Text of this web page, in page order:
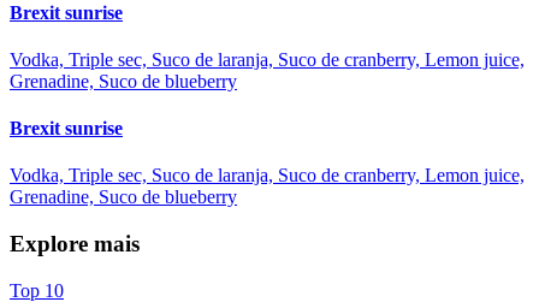
Brexit sunrise
Vodka, Triple sec, Suco de laranja, Suco de cranberry, Lemon juice,
Grenadine, Suco de blueberry
Brexit sunrise
Vodka, Triple sec, Suco de laranja, Suco de cranberry, Lemon juice,
Grenadine, Suco de blueberry
Explore mais
Top 10